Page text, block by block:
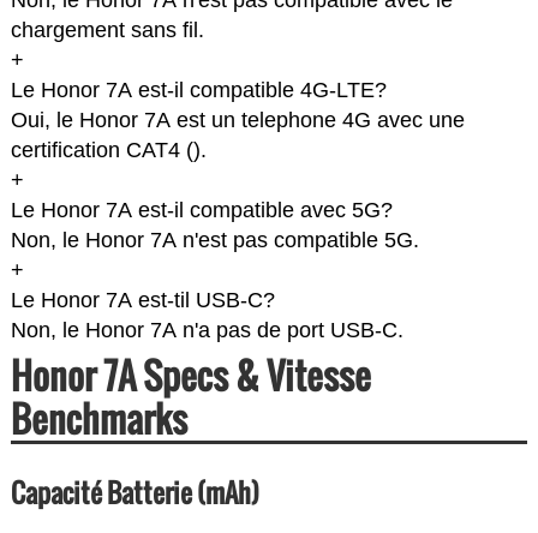
chargement sans fil.
+
Le Honor 7A est-il compatible 4G-LTE?
Oui, le Honor 7A est un telephone 4G avec une
certification CAT4 ().
+
Le Honor 7A est-il compatible avec 5G?
Non, le Honor 7A n'est pas compatible 5G.
+
Le Honor 7A est-til USB-C?
Non, le Honor 7A n'a pas de port USB-C.
Honor 7A Specs & Vitesse
Benchmarks
Capacité Batterie (mAh)